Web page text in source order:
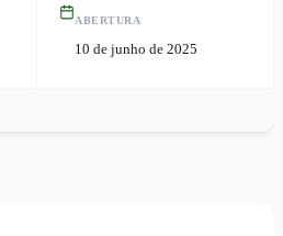
ABERTURA
10 de junho de 2025